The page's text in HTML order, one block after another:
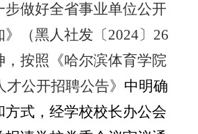
步做好全省事业单位公开
（黑人社发〔2024〕 26
，按照《哈尔滨体育学院
才公开招聘公告》 中明确
方式，经学校校长办公会